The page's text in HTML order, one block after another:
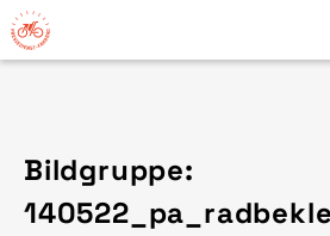
Bildgruppe: